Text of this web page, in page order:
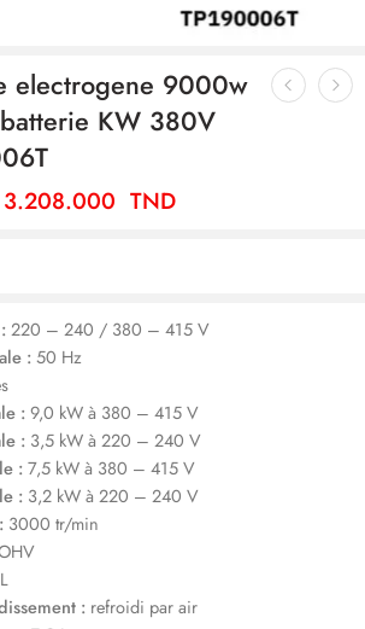
electrogene 9000w
KW 380V
3.208.000 TND
220 – 240 / 380 – 415 V
:50 Hz
:9,0 kW à 380 – 415 V
:3,5 kW à 220 – 240 V
:7,5 kW à 380 – 415 V
:3,2 kW à 220 – 240 V
3000 tr/min
:refroidi par air